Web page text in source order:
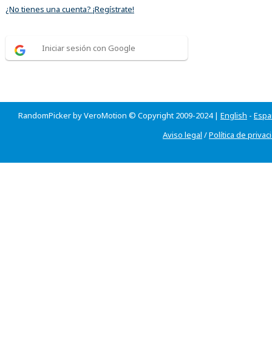
¿No tienes una cuenta? ¡Regístrate!
Iniciar sesión con Google
RandomPicker by VeroMotion © Copyright 2009-2024 | English -
Aviso legal /Política de